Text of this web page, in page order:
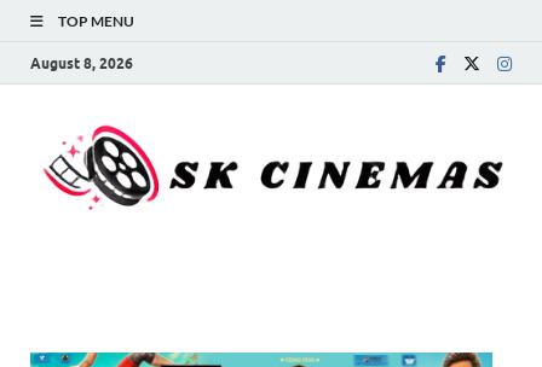
TOP MENU
August 8, 2026